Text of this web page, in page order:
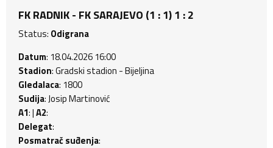
FK RADNIK - FK SARAJEVO (1 : 1) 1 : 2
Status: Odigrana
Datum: 18.04.2026 16:00
Stadion: Gradski stadion - Bijeljina
Gledalaca: 1800
Sudija: Josip Martinović
A1: |A2:
Delegat:
Posmatrač suđenja: